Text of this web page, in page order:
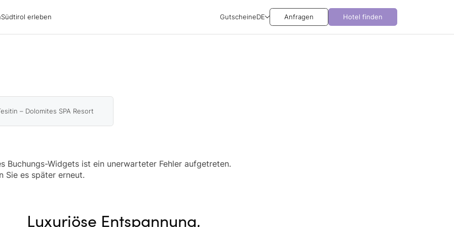
Südtirol erleben GutscheineDE Anfragen Hotel finden
– Dolomites SPA Resort
Buchungs-Widgets ist ein unerwarteter Fehler aufgetreten.
Sie es später erneut.
Luxuriöse Entspannung,